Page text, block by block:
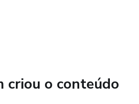
criou o conteúdo